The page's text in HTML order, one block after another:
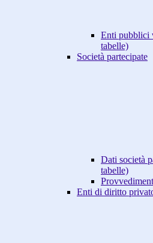
Enti pubblici
tabelle)
Società partecipate
Dati società
tabelle)
Enti di diritto